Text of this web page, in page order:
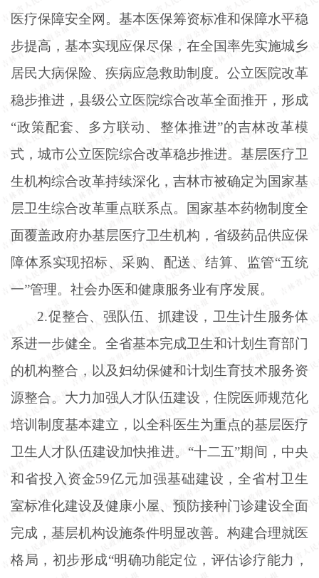
医疗保障安全网。基本医保筹资标准和保障水平稳
步提高，基本实现应保尽保，在全国率先实施城乡
居民大病保险、疾病应急救助制度。公立医院改革
稳步推进，县级公立医院综合改革全面推开，形成
“政策配套、多方联动、整体推进”的吉林改革模
式，城市公立医院综合改革稳步推进。基层医疗卫
生机构综合改革持续深化，吉林市被确定为国家基
层卫生综合改革重点联系点。国家基本药物制度全
面覆盖政府办基层医疗卫生机构，省级药品供应保
障体系实现招标、采购、配送、结算、监管“五统
一”管理。社会办医和健康服务业有序发展。
2.促整合、强队伍、抓建设，卫生计生服务体
系进一步健全。全省基本完成卫生和计划生育部门
的机构整合，以及妇幼保健和计划生育技术服务资
源整合。大力加强人才队伍建设，住院医师规范化
培训制度基本建立，以全科医生为重点的基层医疗
卫生人才队伍建设加快推进。“十二五”期间，中央
和省投入资金59亿元加强基础建设，全省村卫生
室标准化建设及健康小屋、预防接种门诊建设全面
完成，基层机构设施条件明显改善。构建合理就医
格局，初步形成“明确功能定位，评估诊疗能力，